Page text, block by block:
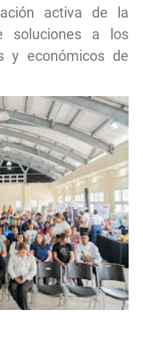
activa de la
soluciones a los
y económicos de